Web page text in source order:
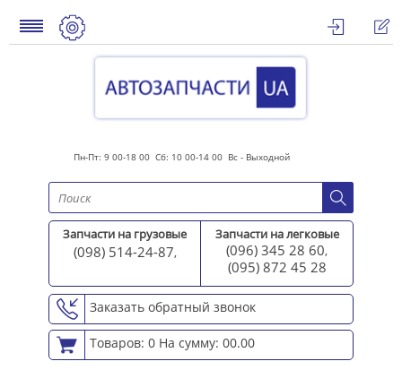
Пн-Пт: 9 00-18 00 Сб: 10 00-14 00 Вс - Выходной
Запчасти на грузовые
(098) 514-24-87,
Запчасти на легковые
(096) 345 28 60,
(095) 872 45 28
Заказать обратный звонок
Товаров: 0 На сумму: 00.00